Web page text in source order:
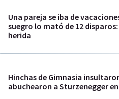
Una pareja se iba de
suegro lo mató de 12
herida
Hinchas de Gimnasia
abuchearon a Sturzenegger